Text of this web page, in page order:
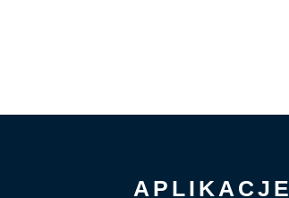
APLIKACJE